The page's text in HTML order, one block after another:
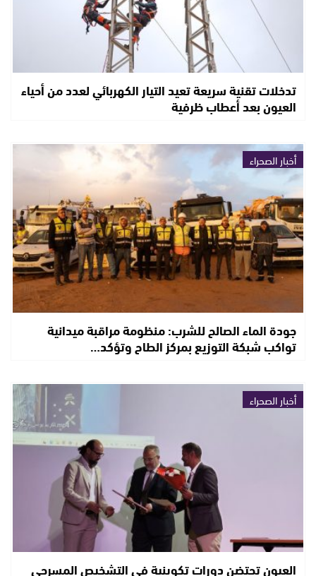
تدخلات تقنية سريعة تعيد التيار الكهربائي لعدد من أحياء
العيون بعد أعطاب ظرفية
أخبار الصحراء
جودة الماء الصالح للشرب: منظومة مراقبة ميدانية
تواكب شبكة التوزيع بمركز الطاح وتؤكد…
أخبار الصحراء
العيون تحتضن دورات تكوينية في التشخيص المسرحي